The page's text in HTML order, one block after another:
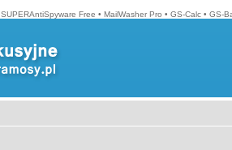
SUPERAntiSpyware Free • MailWasher Pro • GS-Calc • GS-